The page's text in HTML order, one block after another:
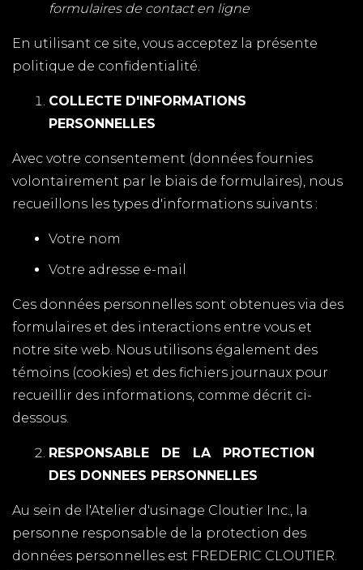
formulaires de contact en ligne
En utilisant ce site, vous acceptez la présente
politique de confidentialité.
COLLECTE D'INFORMATIONS
PERSONNELLES
Avec votre consentement (données fournies
volontairement par le biais de formulaires), nous
recueillons les types d'informations suivants :
Votre nom
Votre adresse e-mail
Ces données personnelles sont obtenues via des
formulaires et des interactions entre vous et
notre site web. Nous utilisons également des
témoins (cookies) et des fichiers journaux pour
recueillir des informations, comme décrit ci-
dessous.
RESPONSABLE DE LA PROTECTION
DES DONNEES PERSONNELLES
Au sein de l'Atelier d'usinage Cloutier Inc., la
personne responsable de la protection des
données personnelles est FREDERIC CLOUTIER.